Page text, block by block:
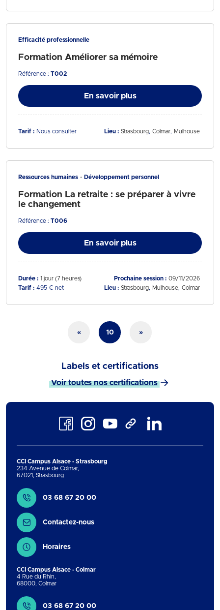
Efficacité professionnelle
Formation Améliorer sa mémoire
Référence : T002
En savoir plus
Tarif : Nous consulter Lieu : Strasbourg Colmar Mulhouse
Ressources humaines Développement personnel
Formation La retraite : se préparer à vivre
le changement
Référence : T006
En savoir plus
Durée : 1 jour (7 heures) Prochaine session : 09/11/2026
Tarif : 495 € net Lieu : Strasbourg Mulhouse Colmar
« 10 »
Labels et certifications
Voir toutes nos certifications
FacebookInstagramYoutube TikTok
CCI Campus Alsace - Strasbourg
234 Avenue de Colmar,
67021, Strasbourg
Contact
03 68 67 20 00
Contactez-nous
Horaires
CCI Campus Alsace - Colmar
4 Rue du Rhin,
68000, Colmar
Contact
03 68 67 20 00